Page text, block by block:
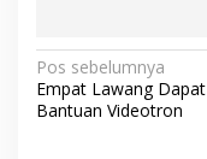
N
a
Pos sebelumnya
Empat Lawang Dapat
Bantuan Videotron